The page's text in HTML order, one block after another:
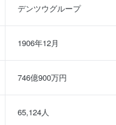
デンツウグループ
1906年12月
746億900万円
65,124人